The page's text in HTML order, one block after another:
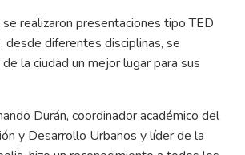
realizaron presentaciones tipo TED
desde diferentes disciplinas, se
la ciudad un mejor lugar para sus
Durán, coordinador académico del
y Desarrollo Urbanos y líder de la